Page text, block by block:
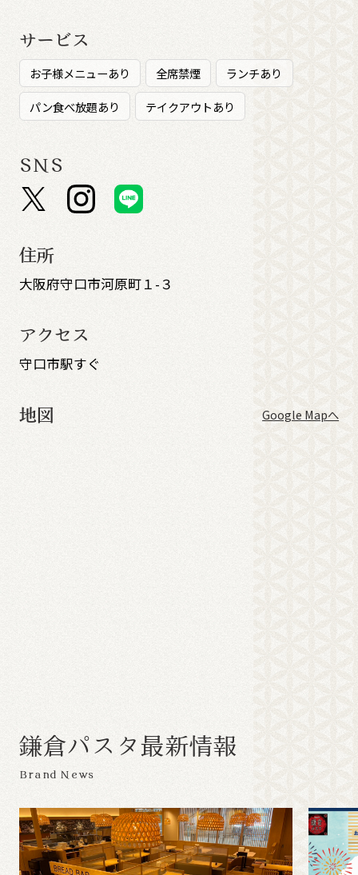
サービス
お子様メニューあり 全席禁煙
ランチあり
パン食べ放題あり
テイクアウトあり
SNS
住所
大阪府守口市河原町１-３
アクセス
守口市駅すぐ
地図 Google Mapへ
鎌倉パ ス タ最新情報
Brand News